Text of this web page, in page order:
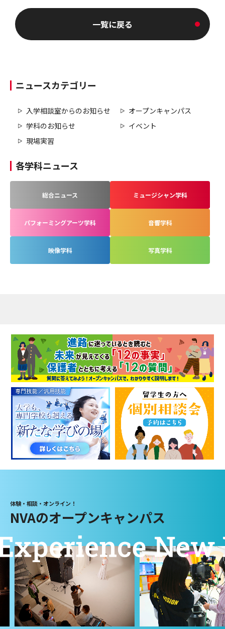
一覧に戻る
ニュースカテゴリー
入学相談室からのお知らせ
オープンキャンパス
学科のお知らせ
イベント
現場実習
各学科ニュース
総合ニュース ミュージシャン学科
パフォーミングアーツ学科 音響学科
映像学科 写真学科
体験・相談・オンライン！
NVAのオープンキャンパス